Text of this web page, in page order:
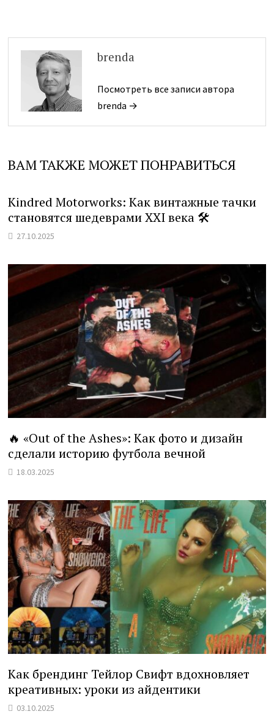
brenda
Посмотреть все записи автора
brenda →
ВАМ ТАКЖЕ МОЖЕТ ПОНРАВИТЬСЯ
Kindred Motorworks: Как винтажные тачки
становятся шедеврами XXI века 🛠️
27.10.2025
🔥 «Out of the Ashes»: Как фото и дизайн
сделали историю футбола вечной
18.03.2025
Как брендинг Тейлор Свифт вдохновляет
креативных: уроки из айдентики
03.10.2025